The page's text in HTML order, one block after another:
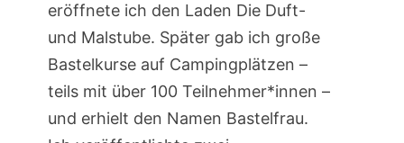
eröffnete ich den Laden Die Duft-
und Malstube. Später gab ich große
Bastelkurse auf Campingplätzen –
teils mit über 100 Teilnehmer*innen –
und erhielt den Namen Bastelfrau.